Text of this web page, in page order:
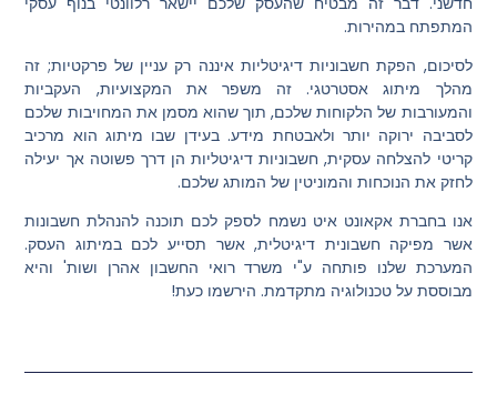
המתפתח במהירות.
לסיכום, הפקת חשבוניות דיגיטליות איננה רק עניין של פרקטיות; זה
מהלך מיתוג אסטרטגי. זה משפר את המקצועיות, העקביות
והמעורבות של הלקוחות שלכם, תוך שהוא מסמן את המחויבות שלכם
לסביבה ירוקה יותר ולאבטחת מידע. בעידן שבו מיתוג הוא מרכיב
קריטי להצלחה עסקית, חשבוניות דיגיטליות הן דרך פשוטה אך יעילה
לחזק את הנוכחות והמוניטין של המותג שלכם.
אנו בחברת אקאונט איט נשמח לספק לכם תוכנה להנהלת חשבונות
אשר מפיקה חשבונית דיגיטלית, אשר תסייע לכם במיתוג העסק.
המערכת שלנו פותחה ע"י משרד רואי החשבון אהרן ושות' והיא
מבוססת על טכנולוגיה מתקדמת. הירשמו כעת!